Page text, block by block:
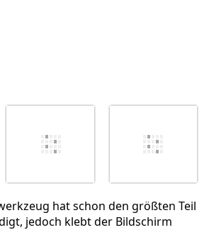
hat schon den größten Teil
jedoch klebt der Bildschirm